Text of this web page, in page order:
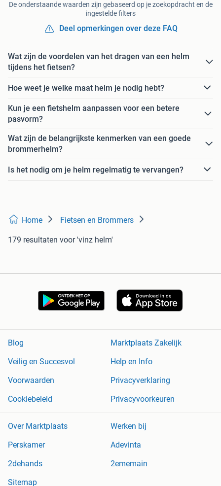
De onderstaande waarden zijn gebaseerd op je zoekopdracht en de
ingestelde filters
Deel opmerkingen over deze FAQ
Wat zijn de voordelen van het dragen van een helm
tijdens het fietsen?
Hoe weet je welke maat helm je nodig hebt?
Kun je een fietshelm aanpassen voor een betere
pasvorm?
Wat zijn de belangrijkste kenmerken van een goede
brommerhelm?
Is het nodig om je helm regelmatig te vervangen?
Home Fietsen en Brommers
179 resultaten voor 'vinz helm'
Blog
Marktplaats Zakelijk
Veilig en Succesvol
Help en Info
Voorwaarden
Privacyverklaring
Cookiebeleid
Privacyvoorkeuren
Over Marktplaats
Werken bij
Perskamer
Adevinta
2dehands
2ememain
Sitemap